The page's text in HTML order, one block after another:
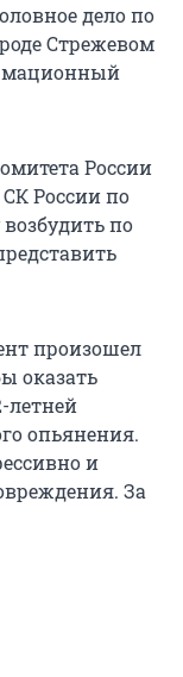
дело по
Стрежевом
России
России по
по
произошел
оказать
летней
опьянения.
и
За